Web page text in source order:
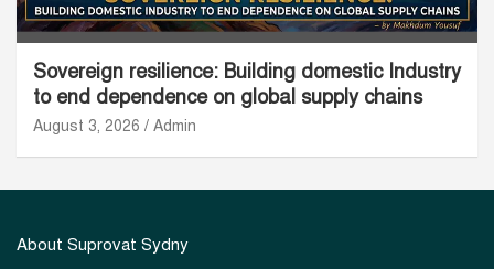
Sovereign resilience: Building domestic Industry
to end dependence on global supply chains
August 3, 2026 Admin
About Suprovat Sydny